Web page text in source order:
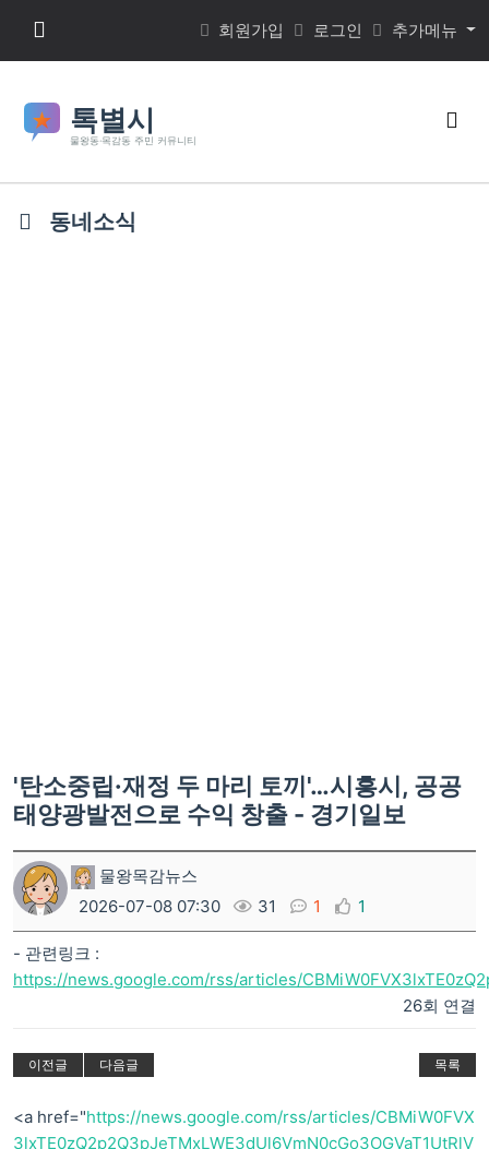
메뉴 버튼 회원가입 로그인 추가메뉴
검
동네소식
'탄소중립·재정 두 마리 토끼'…시흥시, 공공
태양광발전으로 수익 창출 - 경기일보
물왕목감뉴스
2026-07-08 07:30
31 1 1
- 관련링크 :
https://news.google.com/rss/articles/
26회 연결
이전글 다음글 목록
<a href="https://news.google.com/rss/articles/CBMiW0FVX
3lxTE0zQ2p2Q3pJeTMxLWE3dUl6VmN0cGo3OGVaT1UtRlV